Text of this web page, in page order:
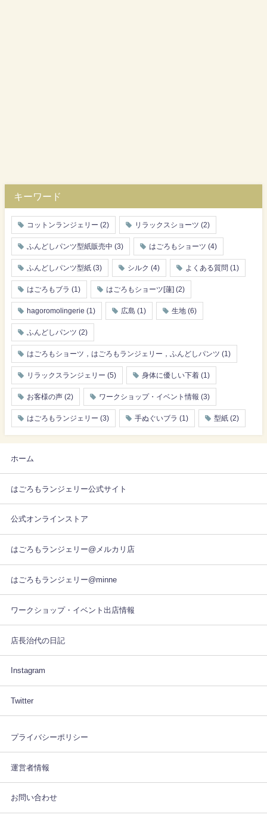
キーワード
コットンランジェリー (2) リラックスショーツ (2)
ふんどしパンツ型紙販売中 (3) はごろもショーツ (4)
ふんどしパンツ型紙 (3) シルク (4) よくある質問 (1)
はごろもブラ (1) はごろもショーツ[蓮] (2)
hagoromolingerie (1) 広島 (1) 生地 (6)
ふんどしパンツ (2)
はごろもショーツ，はごろもランジェリー，ふんどしパンツ (1)
リラックスランジェリー (5) 身体に優しい下着 (1)
お客様の声 (2) ワークショップ・イベント情報 (3)
はごろもランジェリー (3) 手ぬぐいブラ (1) 型紙 (2)
ホーム
はごろもランジェリー公式サイト
公式オンラインストア
はごろもランジェリー@メルカリ店
はごろもランジェリー@minne
ワークショップ・イベント出店情報
店長治代の日記
Instagram
Twitter
プライバシーポリシー
運営者情報
お問い合わせ